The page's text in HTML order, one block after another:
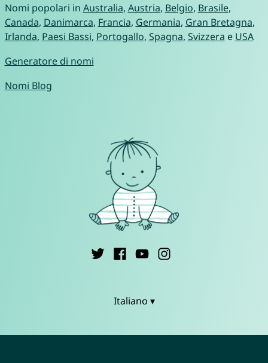
Nomi popolari in Australia, Austria, Belgio, Brasile,
Canada, Danimarca, Francia, Germania, Gran Bretagna,
Irlanda, Paesi Bassi, Portogallo, Spagna, Svizzera e USA
Generatore di nomi
Nomi Blog
Italiano ▾